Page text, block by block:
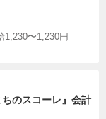
1,230〜1,230円
のスコーレ』会計